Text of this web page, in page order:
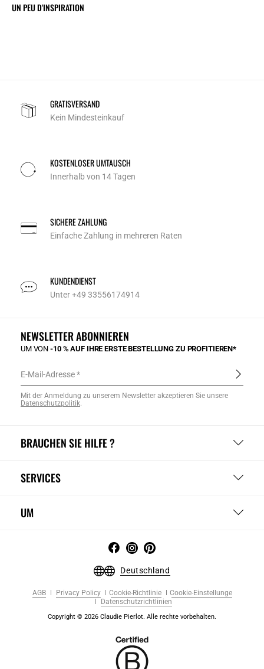
UN PEU D'INSPIRATION
GRATISVERSAND
Kein Mindesteinkauf
KOSTENLOSER UMTAUSCH
Innerhalb von 14 Tagen
SICHERE ZAHLUNG
Einfache Zahlung in mehreren Raten
KUNDENDIENST
Unter +49 33556174914
BRAUCHEN SIE HILFE ?
SERVICES
UM
NEWSLETTER ABONNIEREN
UM VON-10 % AUF IHRE ERSTE BESTELLUNG ZU PROFITIEREN*
E-Mail-Adresse
Mit der Anmeldung zu unserem Newsletter akzeptieren Sie unsere
Datenschutzpolitik.
Deutschland
AGB Privacy Policy Cookie-Richtlinie
Cookie-Einstellunge
Datenschutzrichtlinien
Copyright © 2026 Claudie Pierlot. Alle rechte vorbehalten.